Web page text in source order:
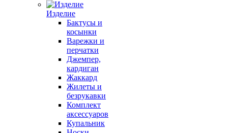
Изделие
Бактусы и
косынки
Варежки и
перчатки
Джемпер,
кардиган
Жаккард
Жилеты и
безрукавки
Комплект
аксессуаров
Купальник